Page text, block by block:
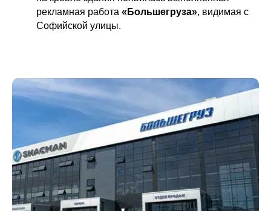
рекламная работа «Большегруза», видимая с
Софийской улицы.